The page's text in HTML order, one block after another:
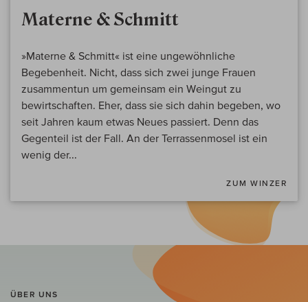
Materne & Schmitt
»Materne & Schmitt« ist eine ungewöhnliche
Begebenheit. Nicht, dass sich zwei junge Frauen
zusammentun um gemeinsam ein Weingut zu
bewirtschaften. Eher, dass sie sich dahin begeben, wo
seit Jahren kaum etwas Neues passiert. Denn das
Gegenteil ist der Fall. An der Terrassenmosel ist ein
wenig der...
ZUM WINZER
ÜBER UNS